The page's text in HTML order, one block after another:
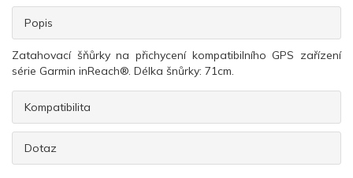
Popis
Zatahovací šňůrky na přichycení kompatibilního GPS zařízení
série Garmin inReach®. Délka šnůrky: 71cm.
Kompatibilita
Dotaz